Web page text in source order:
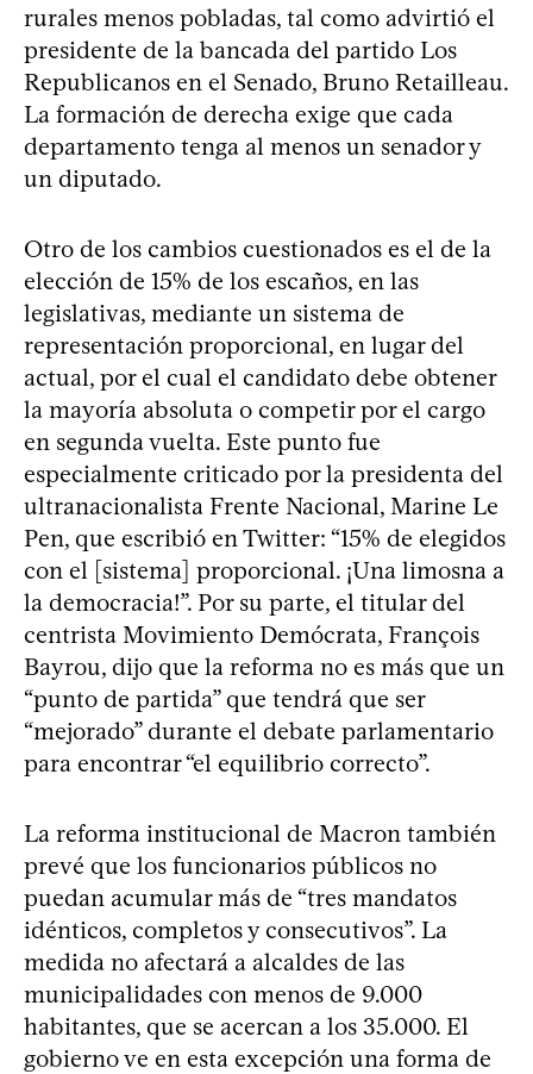
rurales menos pobladas, tal como advirtió el
presidente de la bancada del partido Los
Republicanos en el Senado, Bruno Retailleau.
La formación de derecha exige que cada
departamento tenga al menos un senador y
un diputado.
Otro de los cambios cuestionados es el de la
elección de 15% de los escaños, en las
legislativas, mediante un sistema de
representación proporcional, en lugar del
actual, por el cual el candidato debe obtener
la mayoría absoluta o competir por el cargo
en segunda vuelta. Este punto fue
especialmente criticado por la presidenta del
ultranacionalista Frente Nacional, Marine Le
Pen, que escribió en Twitter: “15% de elegidos
con el [sistema] proporcional. ¡Una limosna a
la democracia!”. Por su parte, el titular del
centrista Movimiento Demócrata, François
Bayrou, dijo que la reforma no es más que un
“punto de partida” que tendrá que ser
“mejorado” durante el debate parlamentario
para encontrar “el equilibrio correcto”.
La reforma institucional de Macron también
prevé que los funcionarios públicos no
puedan acumular más de “tres mandatos
idénticos, completos y consecutivos”. La
medida no afectará a alcaldes de las
municipalidades con menos de 9.000
habitantes, que se acercan a los 35.000. El
gobierno ve en esta excepción una forma de